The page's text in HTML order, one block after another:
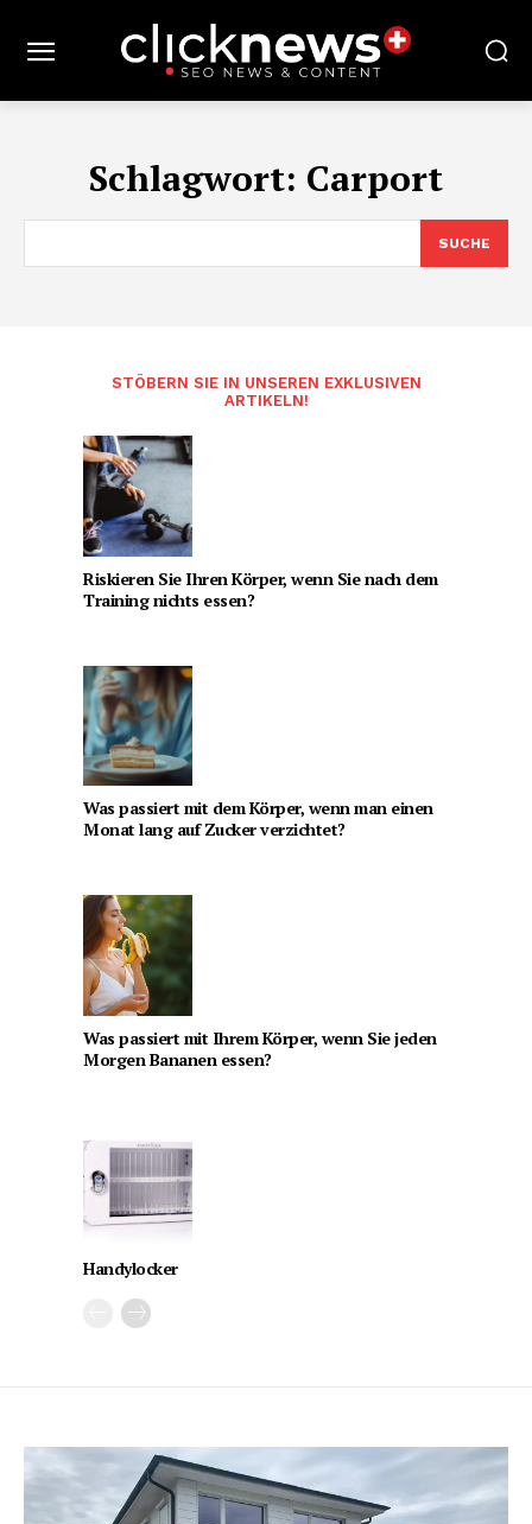
Schlagwort: Carport
SUCHE
STÖBERN SIE IN UNSEREN EXKLUSIVEN
ARTIKELN!
Riskieren Sie Ihren Körper, wenn Sie nach dem
Training nichts essen?
Was passiert mit dem Körper, wenn man einen
Monat lang auf Zucker verzichtet?
Was passiert mit Ihrem Körper, wenn Sie jeden
Morgen Bananen essen?
Handylocker